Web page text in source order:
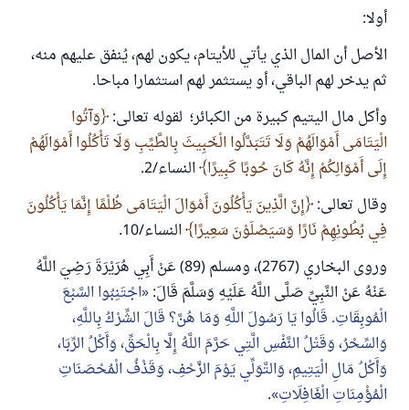
أولا:
الأصل أن المال الذي يأتي للأيتام، يكون لهم، يُنفق عليهم منه،
ثم يدخر لهم الباقي، أو يستثمر لهم استثمارا مباحا.
وأكل مال اليتيم كبيرة من الكبائر؛ لقوله تعالى: وَآتُوا
الْيَتَامَى أَمْوَالَهُمْ وَلَا تَتَبَدَّلُوا الْخَبِيثَ بِالطَّيِّبِ وَلَا تَأْكُلُوا أَمْوَالَهُمْ
إِلَى أَمْوَالِكُمْ إِنَّهُ كَانَ حُوبًا كَبِيرًا النساء/2.
وقال تعالى: إِنَّ الَّذِينَ يَأْكُلُونَ أَمْوَالَ الْيَتَامَى ظُلْمًا إِنَّمَا يَأْكُلُونَ
فِي بُطُونِهِمْ نَارًا وَسَيَصْلَوْنَ سَعِيرًا النساء/10.
وروى البخاري (2767)، ومسلم (89) عَنْ أَبِي هُرَيْرَةَ رَضِيَ اللَّهُ
عَنْهُ عَنْ النَّبِيِّ صَلَّى اللَّهُ عَلَيْهِ وَسَلَّمَ قَالَ: اجْتَنِبُوا السَّبْعَ
الْمُوبِقَاتِ. قَالُوا يَا رَسُولَ اللَّهِ وَمَا هُنَّ؟ قَالَ الشِّرْكُ بِاللَّهِ،
وَالسِّحْرُ، وَقَتْلُ النَّفْسِ الَّتِي حَرَّمَ اللَّهُ إِلَّا بِالْحَقِّ، وَأَكْلُ الرِّبَا،
وَأَكْلُ مَالِ الْيَتِيمِ، وَالتَّوَلِّي يَوْمَ الزَّحْفِ، وَقَذْفُ الْمُحْصَنَاتِ
الْمُؤْمِنَاتِ الْغَافِلَاتِ .